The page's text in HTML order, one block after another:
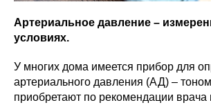
Артериальное давление –
условиях.
У многих дома имеется прибор для
артериального давления (АД) –
приобретают по рекомендации врача